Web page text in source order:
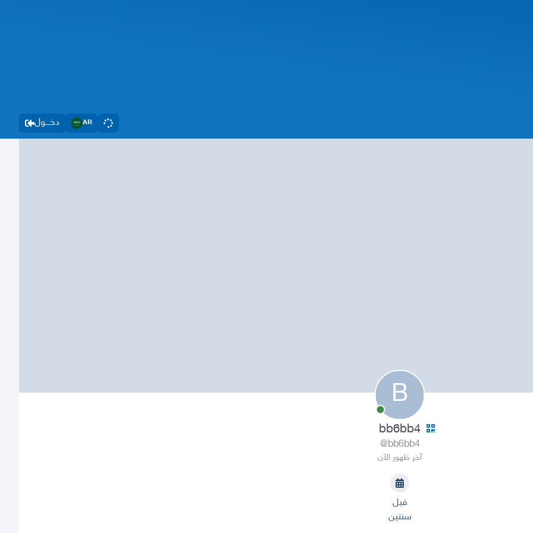
دخــــول AR
B
bb6bb4
@bb6bb4
آخر ظهور الآن
قبل
سنتين